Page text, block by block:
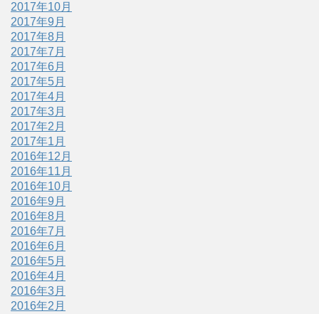
2017年10月
2017年9月
2017年8月
2017年7月
2017年6月
2017年5月
2017年4月
2017年3月
2017年2月
2017年1月
2016年12月
2016年11月
2016年10月
2016年9月
2016年8月
2016年7月
2016年6月
2016年5月
2016年4月
2016年3月
2016年2月